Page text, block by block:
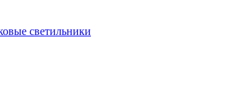
светильники